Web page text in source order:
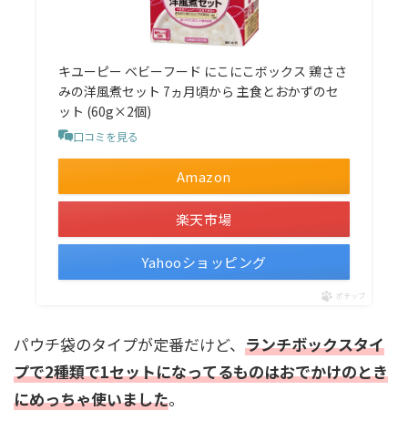
キユーピー ベビーフード にこにこボックス 鶏ささ
みの洋風煮セット 7ヵ月頃から 主食とおかずのセ
ット (60g×2個)
口コミを見る
Amazon
楽天市場
Yahooショッピング
ポチップ
パウチ袋のタイプが定番だけど、 ランチボックスタイ
プで2種類で1セットになってるものはおでかけのとき
にめっちゃ使いました。